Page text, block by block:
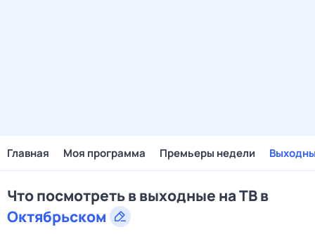
Главная Моя программа Премьеры недели
Что посмотреть в выходные на ТВ в
Октябрьском